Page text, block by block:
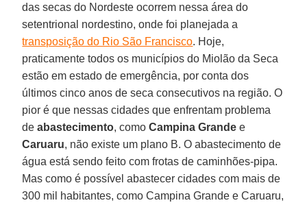
das secas do Nordeste ocorrem nessa área do
setentrional nordestino, onde foi planejada a
transposição do Rio São Francisco. Hoje,
praticamente todos os municípios do Miolão da Seca
estão em estado de emergência, por conta dos
últimos cinco anos de seca consecutivos na região. O
pior é que nessas cidades que enfrentam problema
deabastecimento, como Campina Grande e
Caruaru, não existe um plano B. O abastecimento de
água está sendo feito com frotas de caminhões-pipa.
Mas como é possível abastecer cidades com mais de
300 mil habitantes, como Campina Grande e Caruaru,